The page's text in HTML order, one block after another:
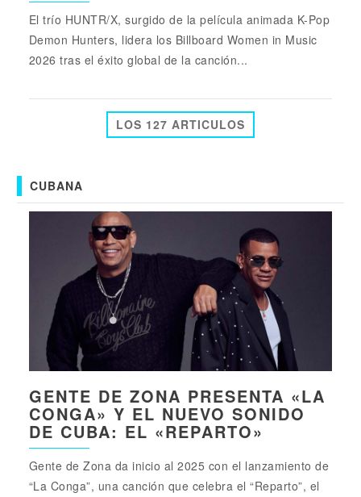
El trío HUNTR/X, surgido de la película animada K-Pop
Demon Hunters, lidera los Billboard Women in Music
2026 tras el éxito global de la canción...
LOS 127 ARTICULOS
CUBANA
GENTE DE ZONA PRESENTA «LA
CONGA» Y EL NUEVO SONIDO
DE CUBA: EL «REPARTO»
Gente de Zona da inicio al 2025 con el lanzamiento de
“La Conga”, una canción que celebra el “Reparto”, el